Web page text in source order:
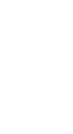
ktorý sa
zo
báze
a